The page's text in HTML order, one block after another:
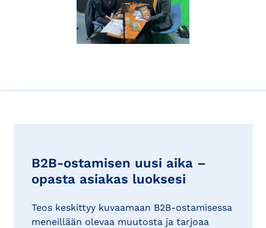
B2B-ostamisen uusi aika –
opasta asiakas luoksesi
Teos keskittyy kuvaamaan B2B-ostamisessa
meneillään olevaa muutosta ja tarjoaa